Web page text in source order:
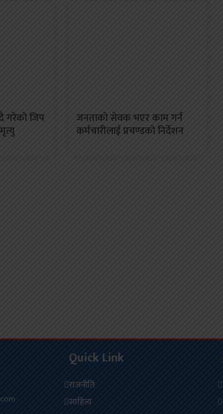
गरेको जिप जनताको सेवक भएर काम गर्न
कर्मचारीलाई प्रचण्डको निर्देशन
Quick Link
राजनीति
साहित्य